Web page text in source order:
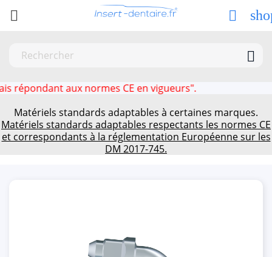
 

aux normes CE en vigueurs".
Matériels standards adaptables à certaines marques.
Matériels standards adaptables respectants les normes CE
et correspondants à la réglementation Européenne sur les
DM 2017-745.